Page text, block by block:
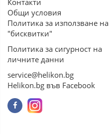
Контакти
Общи условия
Политика за използване на
"бисквитки"
Политика за сигурност на
личните данни
service@helikon.bg
Helikon.bg във Facebook